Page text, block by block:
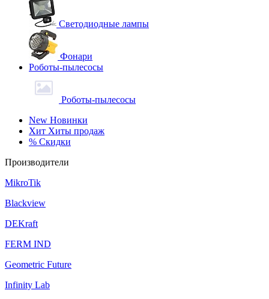
Светодиодные лампы
Фонари
Роботы-пылесосы
Роботы-пылесосы
New Новинки
Хит Хиты продаж
% Скидки
Производители
MikroTik
Blackview
DEKraft
FERM IND
Geometric Future
Infinity Lab